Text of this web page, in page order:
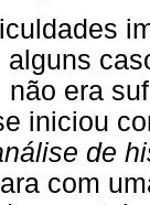
alguns
não era
iniciou
de
com